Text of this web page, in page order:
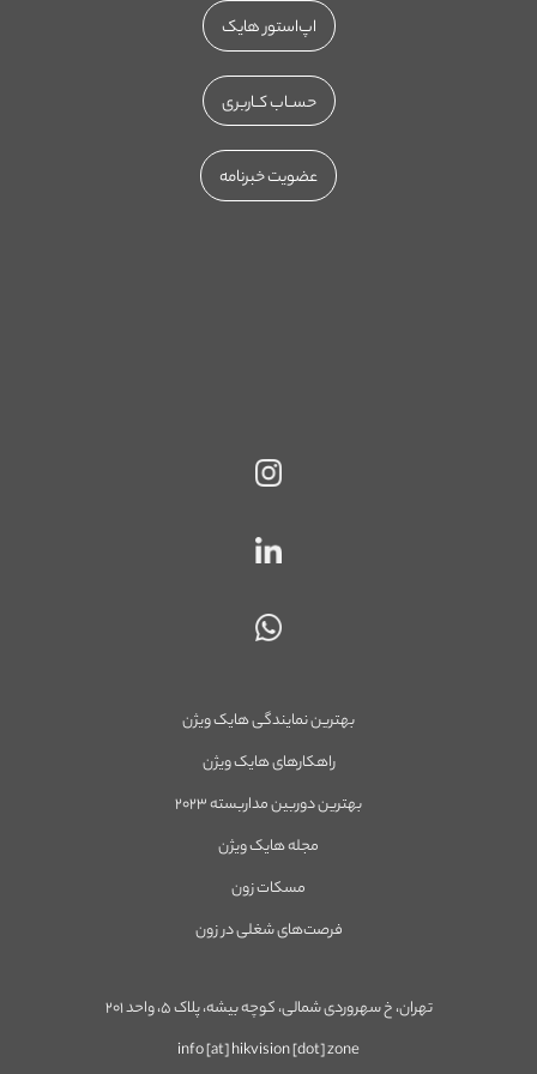
تهران، خ سهروردی شمالی، کوچه بیشه، پلاک ۵، واحد ۲۰۱
info [at] hikvision [dot] zone
بهترین نمایندگی هایک ویژن
راهکارهای هایک ویژن
بهترین دوربین مداربسته ۲۰۲۳
مجله هایک ویژن
مسکات زون
فرصت‌های شغلی در زون
اپ‌استور هایک
حســاب کــاربری
عضویت خبرنامه